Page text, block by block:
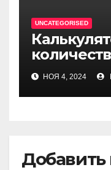
UNCATEGORISED
комнату
НОЯ 4, 2024